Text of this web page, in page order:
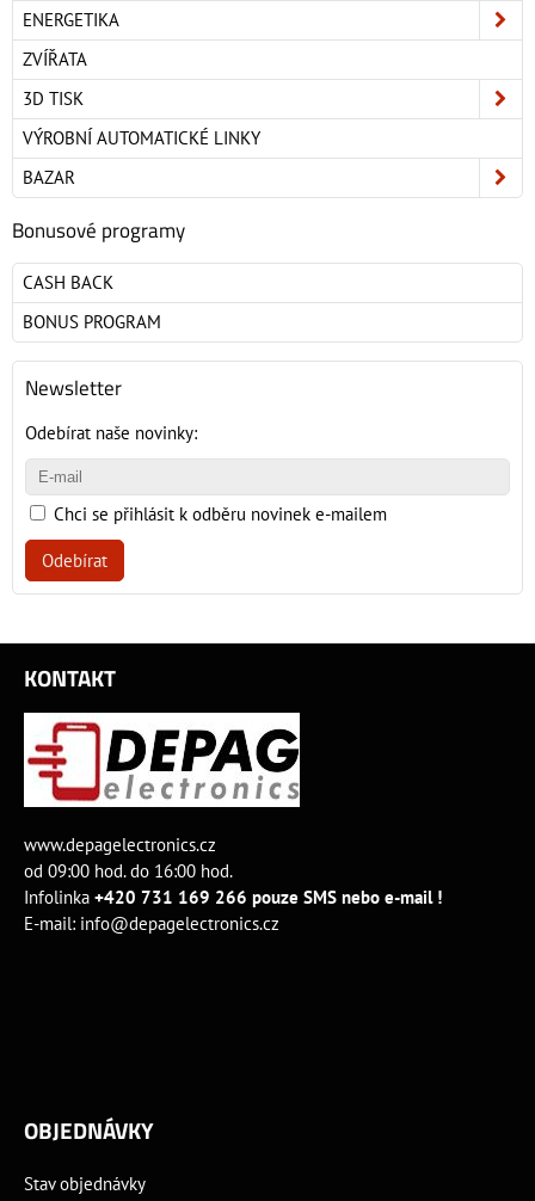
ENERGETIKA
ZVÍŘATA
3D TISK
VÝROBNÍ AUTOMATICKÉ LINKY
BAZAR
Bonusové programy
CASH BACK
BONUS PROGRAM
Newsletter
Odebírat naše novinky:
Chci se přihlásit k odběru novinek e-mailem
Odebírat
KONTAKT
www.depagelectronics.cz
od 09:00 hod. do 16:00 hod.
Infolinka +420 731 169 266 pouze SMS nebo e-mail !
E-mail: info@depagelectronics.cz
OBJEDNÁVKY
Stav objednávky